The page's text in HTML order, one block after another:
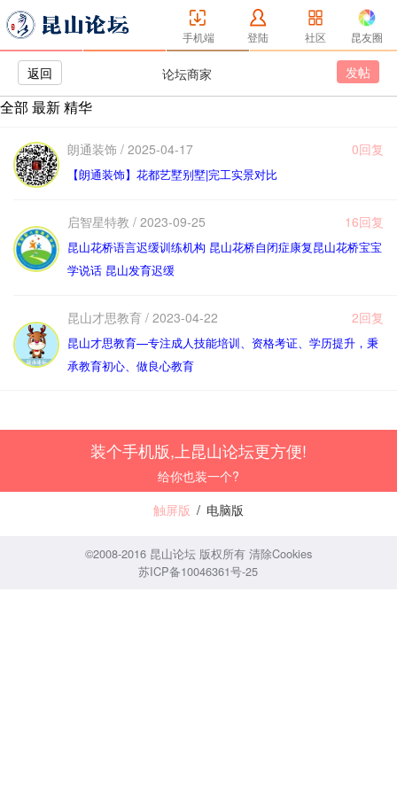
手机端 登陆 社区 昆友圈
返回 论坛商家 发帖
全部 最新精华
朗通装饰 / 2025-04-17 0回复
【朗通装饰】花都艺墅别墅|完工实景对比
启智星特教 / 2023-09-25 16回复
昆山花桥语言迟缓训练机构 昆山花桥自闭症康复昆山花桥宝宝
学说话 昆山发育迟缓
昆山才思教育 / 2023-04-22 2回复
昆山才思教育—专注成人技能培训、资格考证、学历提升，秉
承教育初心、做良心教育
装个手机版,上昆山论坛更方便!
给你也装一个?
触屏版 / 电脑版
©2008-2016 昆山论坛 版权所有 清除Cookies
苏ICP备10046361号-25